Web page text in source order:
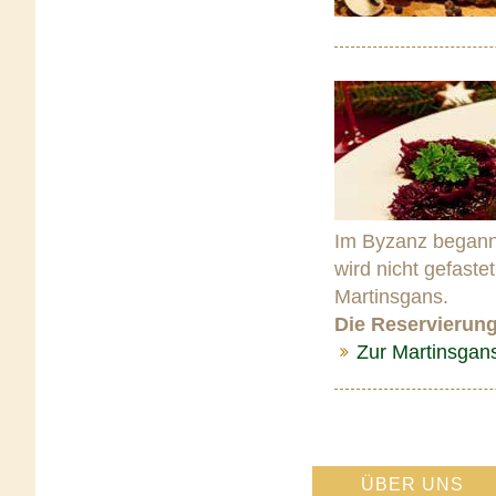
Im Byzanz
wird nicht
Martinsgans.
Die
Zur
ÜBER UNS